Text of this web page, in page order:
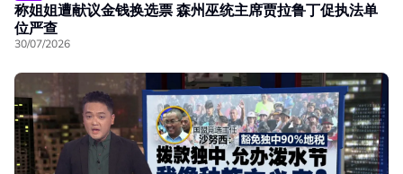
称姐姐遭献议金钱换选票 森州巫统主席贾拉鲁丁促执法单
位严查
30/07/2026